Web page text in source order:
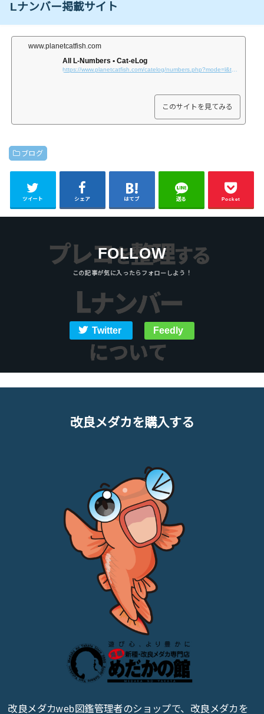
Lナンバー掲載サイト
www.planetcatfish.com
All L-Numbers • Cat-eLog
https://www.planetcatfish.com/catelog/numbers.php?mode=l&thumbs=16&offset=16&genus_id=0&fbclid=IwAR1n-GEHUsW4kOr8YeStAN-UwgWPvAYT_tHfDxQ4hMvmX-VyqkUHPrpqP58
このサイトを見てみる
ブログ
ツイート シェア はてブ 送る Pocket
FOLLOW
Twitter Feedly
改良メダカを購入する
改良メダカweb図鑑管理者のショップで、改良メダカを